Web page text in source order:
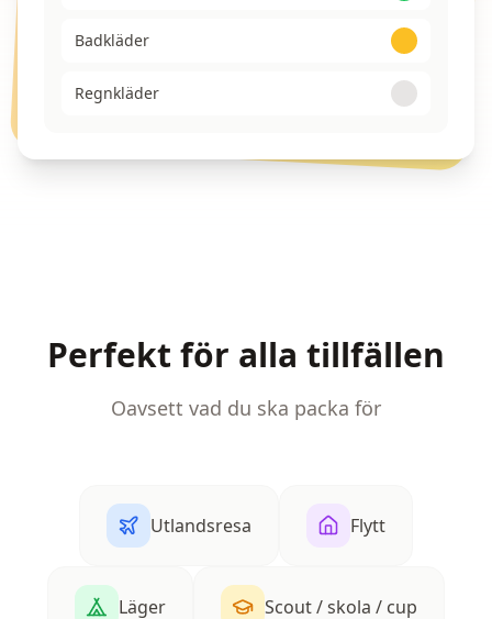
Badkläder
Regnkläder
Perfekt för alla tillfällen
Oavsett vad du ska packa för
Utlandsresa Flytt
Läger Scout / skola / cup